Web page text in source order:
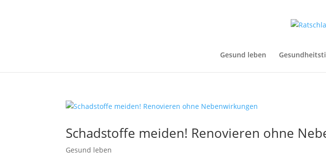
Gesund leben
Schadstoffe meiden! Renovieren ohne
Gesund leben